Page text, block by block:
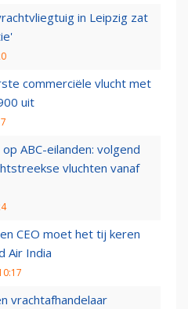
in Leipzig zat
commerciële vlucht met
uit
ABC-eilanden: volgend
vluchten vanaf
CEO moet het tij keren
Air India
vrachtafhandelaar